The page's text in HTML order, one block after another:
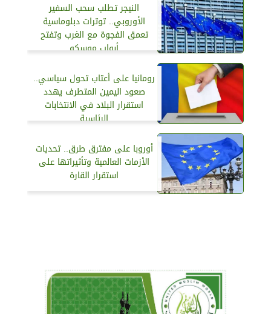
النيجر تطلب سحب السفير
الأوروبي.. توترات دبلوماسية
تعمق الفجوة مع الغرب وتفتح
أبواب موسكو
رومانيا على أعتاب تحول سياسي..
صعود اليمين المتطرف يهدد
استقرار البلاد في الانتخابات
الرئاسية
أوروبا على مفترق طرق.. تحديات
الأزمات العالمية وتأثيراتها على
استقرار القارة